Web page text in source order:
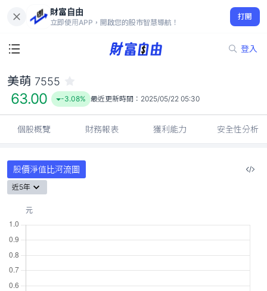
財富自由
立即使用APP，開啟您的股市智慧導航！
打開
登入
63.00
-3.08%
美萌 7555
63.00 -3.08% 最近更新時間： 2025/05/22 05:30
個股概覽 財務報表 獲利能力 安全性分析
股價淨值比河流圖
近5年